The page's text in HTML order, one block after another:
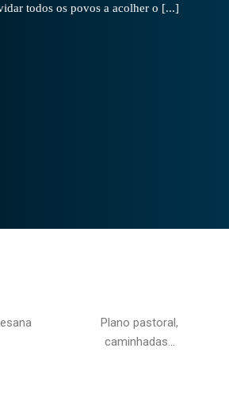
todos os povos a acolher o [...]
Plano pastoral,
caminhadas…